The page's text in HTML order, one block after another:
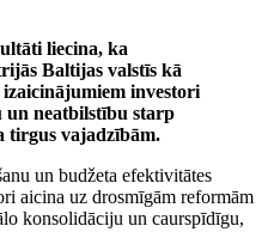
liecina, ka
Baltijas valstīs kā
investori
neatbilstību starp
tirgus vajadzībām.
un budžeta efektivitātes
aicina uz drosmīgām reformām
konsolidāciju un caurspīdīgu,